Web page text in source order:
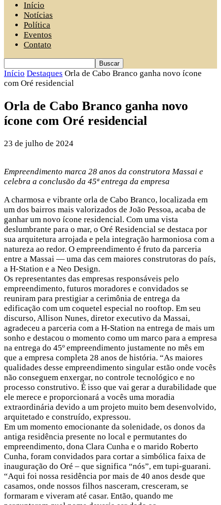
Início
Notícias
Política
Eventos
Contato
Início Destaques Orla de Cabo Branco ganha novo ícone
com Oré residencial
Orla de Cabo Branco ganha novo
ícone com Oré residencial
23 de julho de 2024
Empreendimento marca 28 anos da construtora Massai e
celebra a conclusão da 45ª entrega da empresa
A charmosa e vibrante orla de Cabo Branco, localizada em
um dos bairros mais valorizados de João Pessoa, acaba de
ganhar um novo ícone residencial. Com uma vista
deslumbrante para o mar, o Oré Residencial se destaca por
sua arquitetura arrojada e pela integração harmoniosa com a
natureza ao redor. O empreendimento é fruto da parceria
entre a Massai — uma das cem maiores construtoras do país,
a H-Station e a Neo Design.
Os representantes das empresas responsáveis pelo
empreendimento, futuros moradores e convidados se
reuniram para prestigiar a cerimônia de entrega da
edificação com um coquetel especial no rooftop. Em seu
discurso, Allison Nunes, diretor executivo da Massai,
agradeceu a parceria com a H-Station na entrega de mais um
sonho e destacou o momento como um marco para a empresa
na entrega do 45º empreendimento justamente no mês em
que a empresa completa 28 anos de história. “As maiores
qualidades desse empreendimento singular estão onde vocês
não conseguem enxergar, no controle tecnológico e no
processo construtivo. É isso que vai gerar a durabilidade que
ele merece e proporcionará a vocês uma moradia
extraordinária devido a um projeto muito bem desenvolvido,
arquitetado e construído, expressou.
Em um momento emocionante da solenidade, os donos da
antiga residência presente no local e permutantes do
empreendimento, dona Clara Cunha e o marido Roberto
Cunha, foram convidados para cortar a simbólica faixa de
inauguração do Oré – que significa “nós”, em tupi-guarani.
“Aqui foi nossa residência por mais de 40 anos desde que
casamos, onde nossos filhos nasceram, cresceram, se
formaram e viveram até casar. Então, quando me